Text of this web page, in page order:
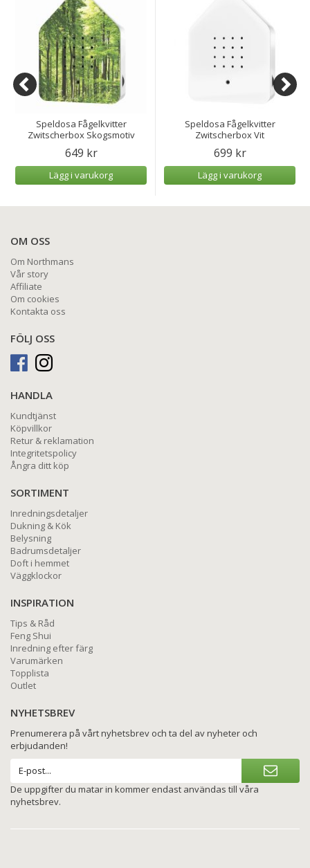
Speldosa Fågelkvitter
Zwitscherbox Skogsmotiv
649 kr
Lägg i varukorg
Speldosa Fågelkvitter
Zwitscherbox Vit
699 kr
Lägg i varukorg
OM OSS
Om Northmans
Vår story
Affiliate
Om cookies
Kontakta oss
FÖLJ OSS
HANDLA
Kundtjänst
Köpvillkor
Retur & reklamation
Integritetspolicy
Ångra ditt köp
SORTIMENT
Inredningsdetaljer
Dukning & Kök
Belysning
Badrumsdetaljer
Doft i hemmet
Väggklockor
INSPIRATION
Tips & Råd
Feng Shui
Inredning efter färg
Varumärken
Topplista
Outlet
NYHETSBREV
Prenumerera på vårt nyhetsbrev och ta del av nyheter och
erbjudanden!
De uppgifter du matar in kommer endast användas till våra
nyhetsbrev.